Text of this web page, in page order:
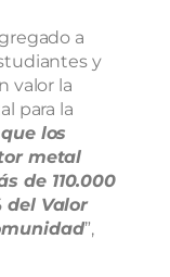
a
y
valor la
para la
los
metal
de 110.000
del Valor
”,